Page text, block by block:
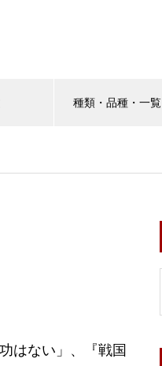
種類・品種・一覧
はない」、『戦国